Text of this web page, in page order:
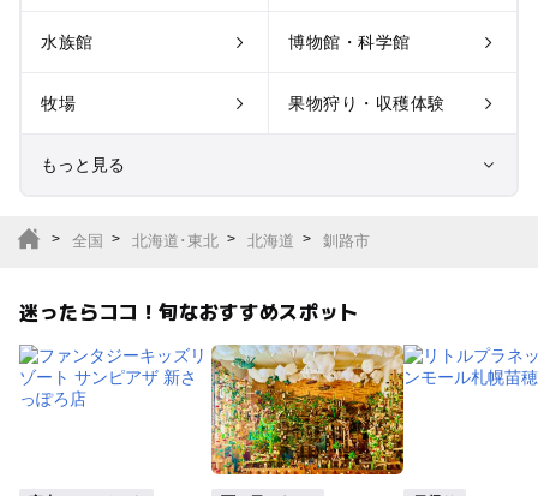
水族館 博物館・科学館
牧場 果物狩り・収穫体験
もっと見る
サファリパーク
植物園・フラワーパー
ク
バーベキュー
釣り
全国 北海道･東北 北海道 釧路市
迷ったらココ！旬なおすすめスポット